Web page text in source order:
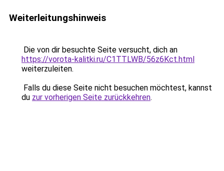
Weiterleitungshinweis
Die von dir besuchte Seite versucht, dich an
https://vorota-kalitki.ru/C1TTLWB/56z6Kct.html
weiterzuleiten.
Falls du diese Seite nicht besuchen möchtest, kannst
du zur vorherigen Seite zurückkehren.